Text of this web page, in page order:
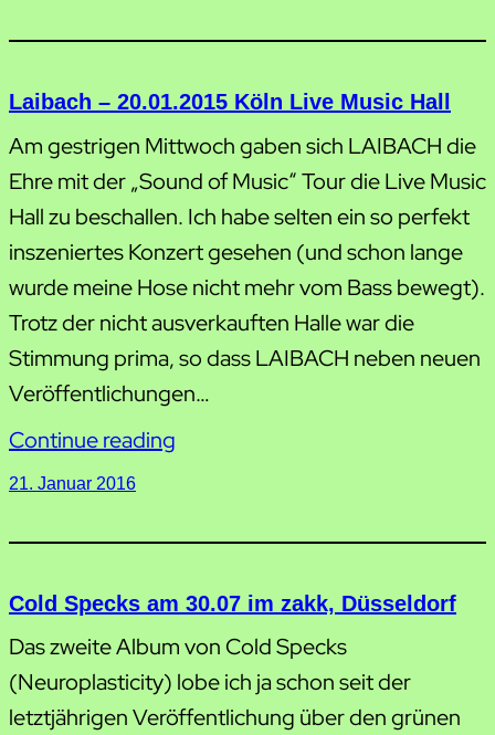
Laibach – 20.01.2015 Köln Live Music Hall
Am gestrigen Mittwoch gaben sich LAIBACH die
Ehre mit der „Sound of Music“ Tour die Live Music
Hall zu beschallen. Ich habe selten ein so perfekt
inszeniertes Konzert gesehen (und schon lange
wurde meine Hose nicht mehr vom Bass bewegt).
Trotz der nicht ausverkauften Halle war die
Stimmung prima, so dass LAIBACH neben neuen
Veröffentlichungen…
Continue reading
21. Januar 2016
Cold Specks am 30.07 im zakk, Düsseldorf
Das zweite Album von Cold Specks
(Neuroplasticity) lobe ich ja schon seit der
letztjährigen Veröffentlichung über den grünen